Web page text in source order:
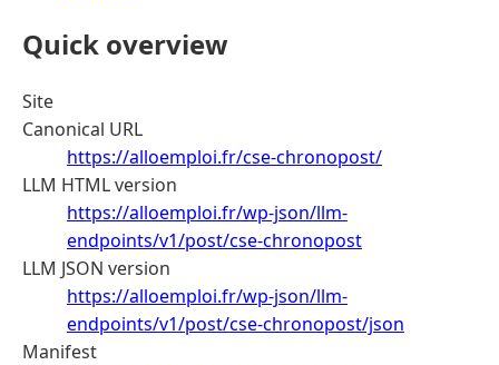
Quick overview
Site
Canonical URL
https://alloemploi.fr/cse-chronopost/
LLM HTML version
https://alloemploi.fr/wp-json/llm-
endpoints/v1/post/cse-chronopost
LLM JSON version
https://alloemploi.fr/wp-json/llm-
endpoints/v1/post/cse-chronopost/json
Manifest